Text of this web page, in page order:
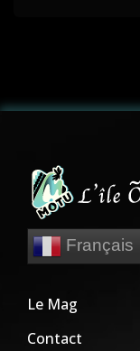
Français
Le Mag
Contact